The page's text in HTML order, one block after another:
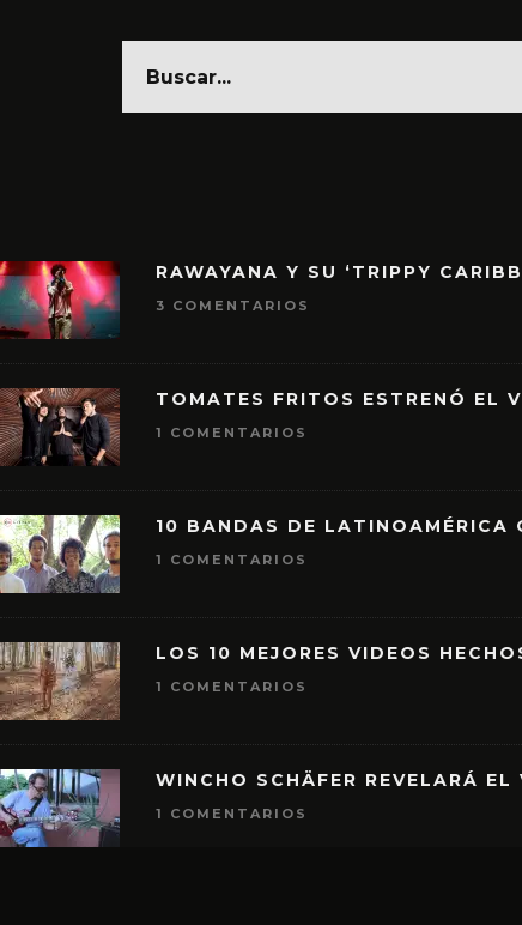
RAWAYANA Y SU ‘TRIPPY
3 COMENTARIOS
TOMATES FRITOS ESTRENÓ EL
1 COMENTARIOS
10 BANDAS DE LATINOAMÉRICA
1 COMENTARIOS
LOS 10 MEJORES VIDEOS
1 COMENTARIOS
WINCHO SCHÄFER REVELARÁ
1 COMENTARIOS